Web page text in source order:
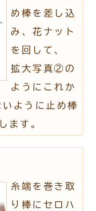
め棒を差し込
み、花ナット
を回して、
拡大写真②の
ようにこれか
ように止め棒
ます。
糸端を巻き取
り棒にセロハ